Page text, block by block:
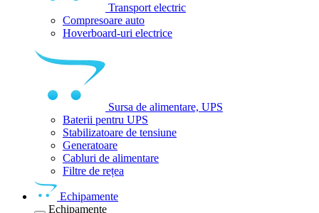
Transport electric
Compresoare auto
Hoverboard-uri electrice
Sursa de alimentare, UPS
Baterii pentru UPS
Stabilizatoare de tensiune
Generatoare
Cabluri de alimentare
Filtre de rețea
Echipamente
Echipamente